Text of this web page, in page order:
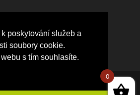
poskytování služeb a
soubory cookie.
s tím souhlasíte.
0